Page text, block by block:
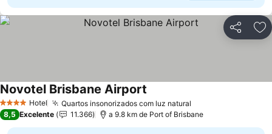
Partilhar
4 EstrelasHotel Quartos insonorizados com luz natural
Novotel Brisbane Airport
8,5 Excelente 11.366 a 9.8 km de Port of Brisbane